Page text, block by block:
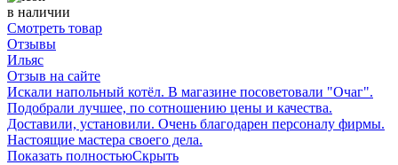
в наличии
Смотреть товар
Отзывы
Ильяс
Отзыв на сайте
Искали напольный котёл. В магазине посоветовали "Очаг".
Подобрали лучшее, по сотношению цены и качества.
Доставили, установили. Очень благодарен персоналу фирмы.
Настоящие мастера своего дела.
Показать полностьюСкрыть